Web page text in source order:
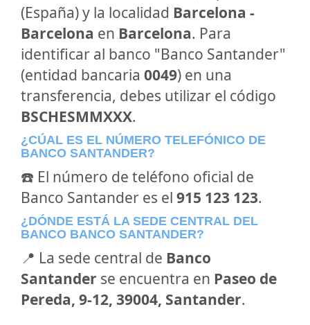
(España) y la localidad Barcelona -
Barcelona en Barcelona. Para
identificar al banco "Banco Santander"
(entidad bancaria 0049) en una
transferencia, debes utilizar el código
BSCHESMMXXX.
¿CÚAL ES EL NÚMERO TELEFÓNICO DE
BANCO SANTANDER?
☎️ El número de teléfono oficial de
Banco Santander es el 915 123 123.
¿DÓNDE ESTÁ LA SEDE CENTRAL DEL
BANCO BANCO SANTANDER?
📍 La sede central de Banco
Santander se encuentra en Paseo de
Pereda, 9-12, 39004, Santander.